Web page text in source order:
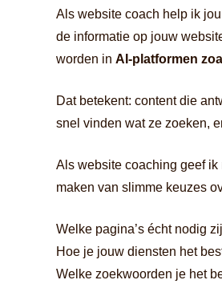
Als website coach help ik
de informatie op jouw
worden in AI-platformen
Dat betekent: content die
snel vinden wat ze zoeken,
Als website coaching geef
maken van slimme keuzes
Welke pagina’s écht nodig
Hoe je jouw diensten het
Welke zoekwoorden je het